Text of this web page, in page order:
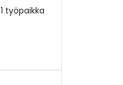
1 työpaikka